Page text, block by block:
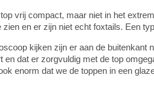
vrij compact, maar niet in het
zien en er zijn niet echt foxtails. Een
kijken zijn er aan de buitenkant
en dat er zorgvuldig met de top
enorm dat we de toppen in een